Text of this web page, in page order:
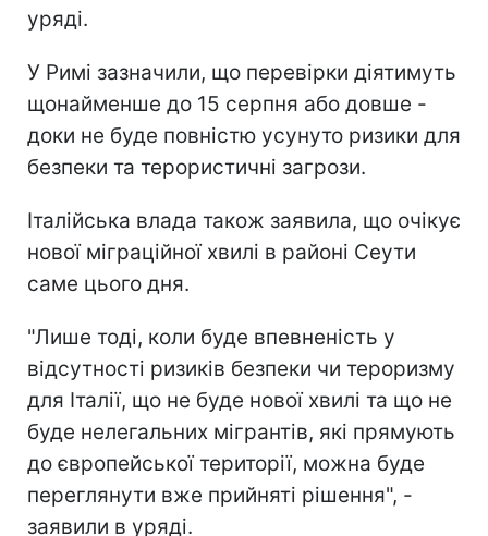
уряді.
У Римі зазначили, що перевірки діятимуть
щонайменше до 15 серпня або довше -
доки не буде повністю усунуто ризики для
безпеки та терористичні загрози.
Італійська влада також заявила, що очікує
нової міграційної хвилі в районі Сеути
саме цього дня.
"Лише тоді, коли буде впевненість у
відсутності ризиків безпеки чи тероризму
для Італії, що не буде нової хвилі та що не
буде нелегальних мігрантів, які прямують
до європейської території, можна буде
переглянути вже прийняті рішення", -
заявили в уряді.